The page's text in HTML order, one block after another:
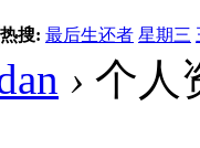
热搜: 最后生还者 星期三
› 个人